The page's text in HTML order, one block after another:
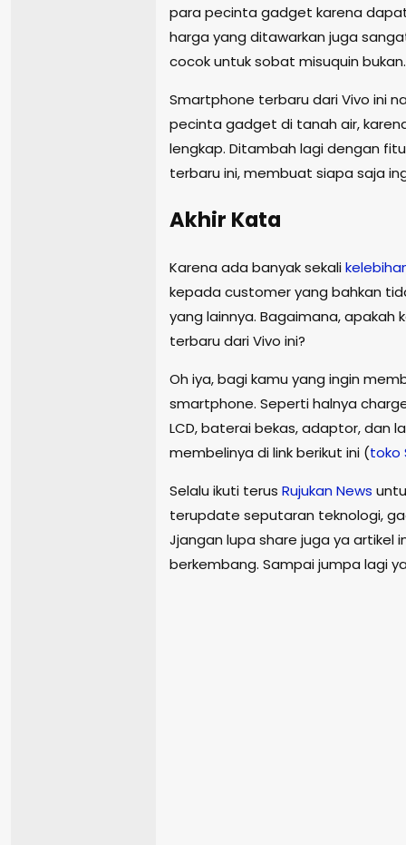
para pecinta gadget karena
harga yang ditawarkan juga
cocok untuk sobat misuquin bukan.
Smartphone terbaru dari Vivo ini
pecinta gadget di tanah air,
lengkap. Ditambah lagi dengan
terbaru ini, membuat siapa saja
Akhir Kata
Karena ada banyak sekali
kepada customer yang bahkan
yang lainnya. Bagaimana, apakah
terbaru dari Vivo ini?
Oh iya, bagi kamu yang ingin
smartphone. Seperti halnya
LCD, baterai bekas, adaptor, dan
membelinya di link berikut ini (toko
Selalu ikuti terus RujukanNews
terupdate seputaran teknologi,
Jjangan lupa share juga ya artikel
berkembang. Sampai jumpa lagi